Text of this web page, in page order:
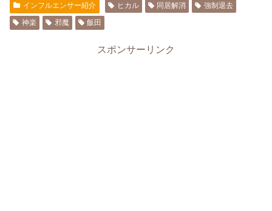
インフルエンサー紹介 ヒカル 同居解消
強制退去
神楽
邪魔 飯田
スポンサーリンク